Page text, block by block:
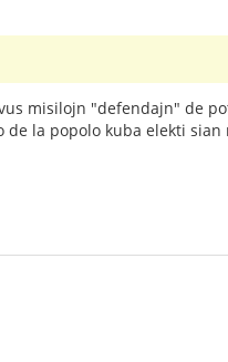
misilojn "defendajn" de
la popolo kuba elekti